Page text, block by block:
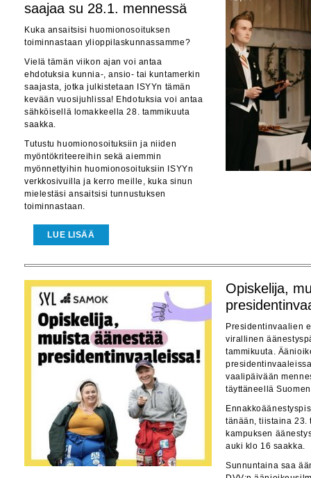
saajaa su 28.1. mennessä
Kuka ansaitsisi huomionosoituksen
toiminnastaan ylioppilaskunnassamme?
Vielä tämän viikon ajan voi antaa
ehdotuksia kunnia-, ansio- tai kuntamerkin
saajasta, jotka julkistetaan ISYYn tämän
kevään vuosijuhlissa! Ehdotuksia voi antaa
sähköisellä lomakkeella 28. tammikuuta
saakka.
Tutustu huomionosoituksiin ja niiden
myöntökriteereihin sekä aiemmin
myönnettyihin huomionosoituksiin ISYYn
verkkosivuilla ja kerro meille, kuka sinun
mielestäsi ansaitsisi tunnustuksen
toiminnastaan.
LUE LISÄÄ
Opiskelija,
Presidentinvaalien
virallinen
tammikuuta.
vaalipäivään
täyttäneellä
tänään, tiistaina 23.
kampuksen
auki klo 16 saakka.
Sunnuntaina saa